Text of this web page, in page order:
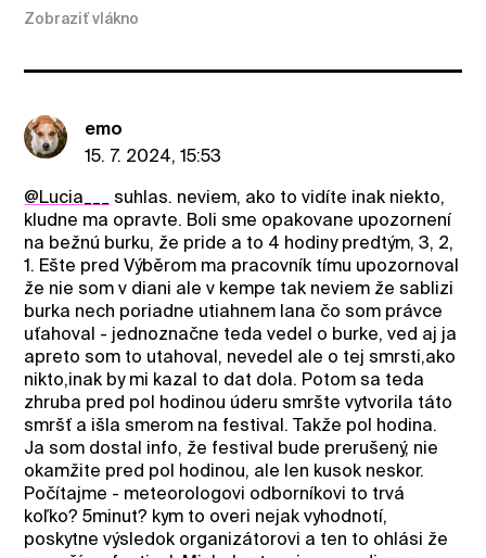
Zobraziť vlákno
emo
15. 7. 2024, 15:53
@Lucia___
suhlas. neviem, ako to vidíte inak niekto,
kludne ma opravte. Boli sme opakovane upozornení
na bežnú burku, že pride a to 4 hodiny predtým, 3, 2,
1. Ešte pred Výběrom ma pracovník tímu upozornoval
že nie som v diani ale v kempe tak neviem že sablizi
burka nech poriadne utiahnem lana čo som právce
uťahoval - jednoznačne teda vedel o burke, ved aj ja
apreto som to utahoval, nevedel ale o tej smrsti,ako
nikto,inak by mi kazal to dat dola. Potom sa teda
zhruba pred pol hodinou úderu smršte vytvorila táto
smršť a išla smerom na festival. Takže pol hodina.
Ja som dostal info, že festival bude prerušený, nie
okamžite pred pol hodinou, ale len kusok neskor.
Počítajme - meteorologovi odborníkovi to trvá
koľko? 5minut? kym to overi nejak vyhodnotí,
poskytne výsledok organizátorovi a ten to ohlási že